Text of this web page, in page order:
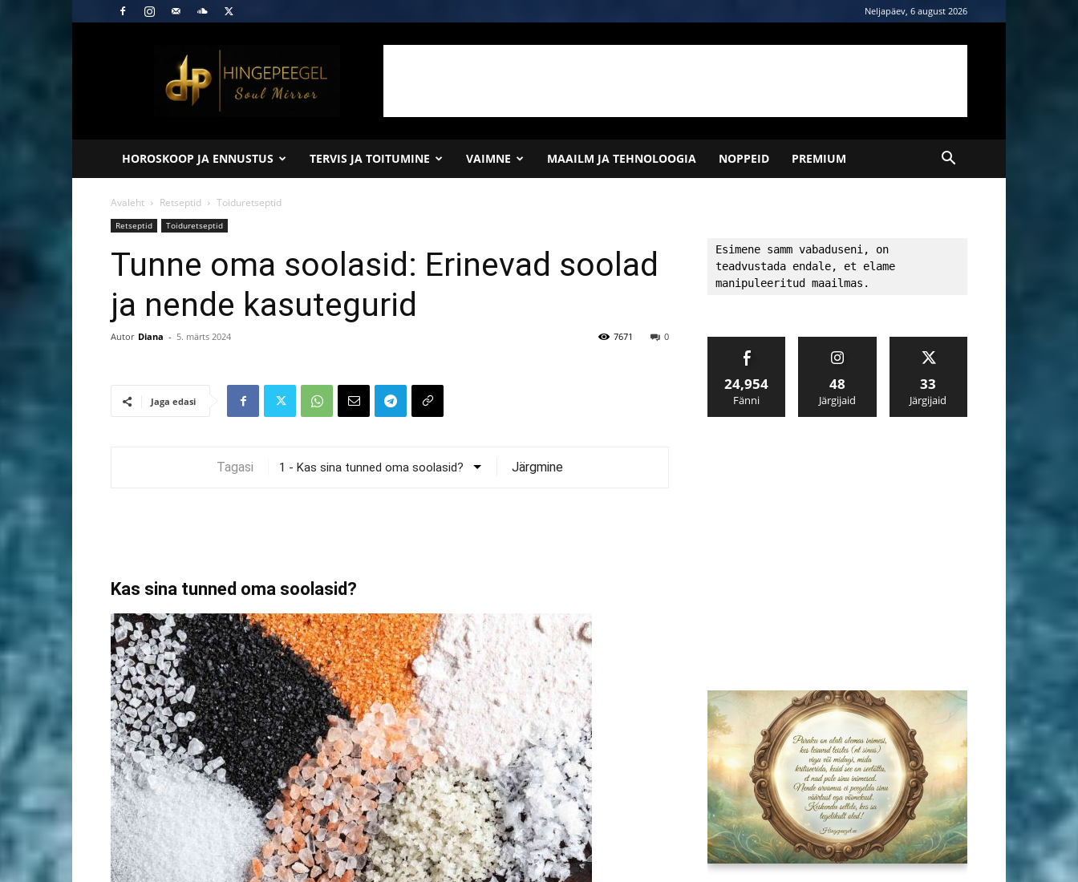
Neljapäev, 6 august 2026
Hingepeegel
HOROSKOOP JA ENNUSTUS TERVIS JA TOITUMINE VAIMNE MAAILM JA TEHNOLOOGIA NOPPEID PREMIUM
Avaleht Retseptid Toiduretseptid
Retseptid Toiduretseptid
Tunne oma soolasid: Erinevad soolad
ja nende kasutegurid
Autor Diana - 5. märts 2024 0
7671
Jaga edasi
Tagasi Järgmine
Kas sina tunned oma soolasid?
Esimene samm vabaduseni, on
teadvustada endale, et elame
manipuleeritud maailmas.
24,954
Fänni
48
Järgijaid
33
Järgijaid